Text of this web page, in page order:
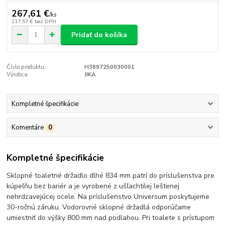
267,61 €/ks
217,57 € bez DPH
Pridať do košíka
Číslo produktu:
H3897250030001
Výrobca:
JIKA
Kompletné špecifikácie
Komentáre 0
Kompletné špecifikácie
Sklopné toaletné držadlo dlhé 834 mm patrí do príslušenstva pre
kúpeľňu bez bariér a je vyrobené z ušľachtilej leštenej
nehrdzavejúcej ocele. Na príslušenstvo Universum poskytujeme
30-ročnú záruku. Vodorovné sklopné držadlá odporúčame
umiestniť do výšky 800 mm nad podlahou. Pri toalete s prístupom